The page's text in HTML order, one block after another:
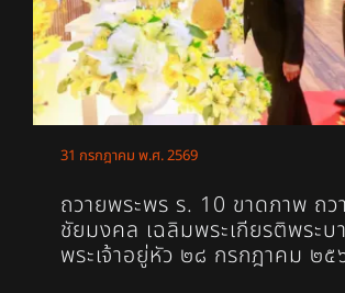
31 กรกฎาคม พ.ศ. 2569
ถวายพระพร ร. 10 ขาดภาพ ถว
ชัยมงคล เฉลิมพระเกียรติพระบ
พระเจ้าอยู่หัว ๒๘ กรกฎาคม ๒๕